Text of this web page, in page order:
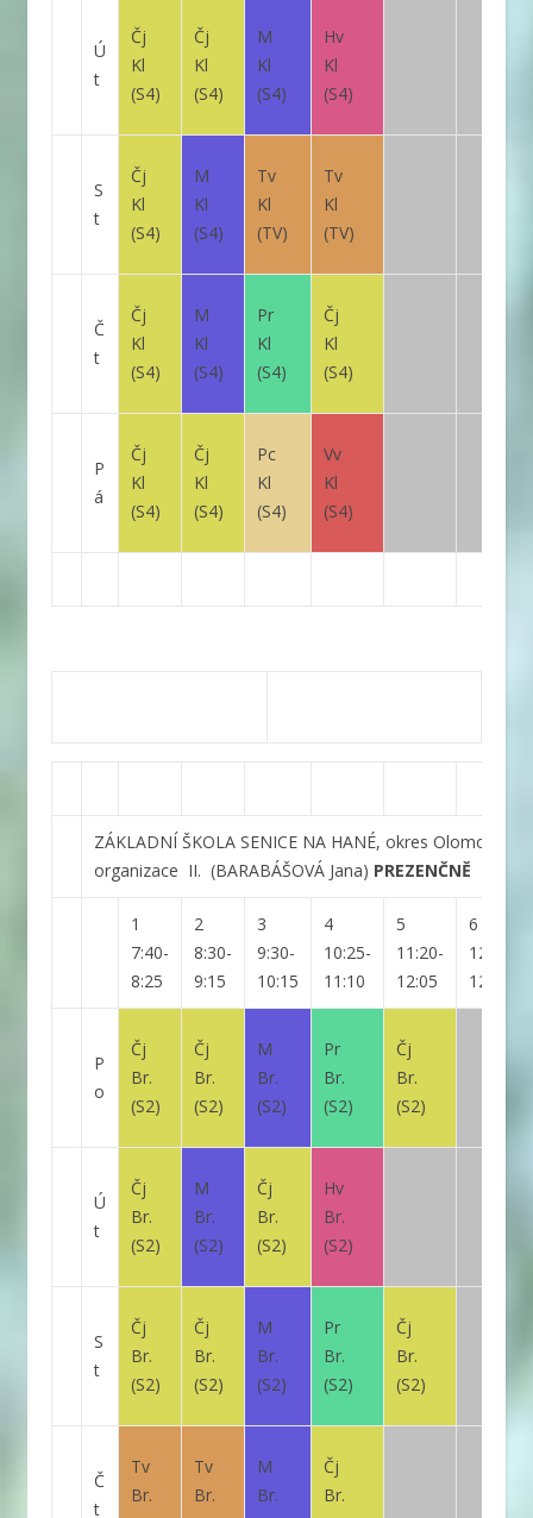
Ú
t
Čj
Kl
(S4)
Čj
Kl
(S4)
M
Kl
(S4)
Hv
Kl
(S4)
S
t
Čj
Kl
(S4)
M
Kl
(S4)
Tv
Kl
(TV)
Tv
Kl
(TV)
Č
t
Čj
Kl
(S4)
M
Kl
(S4)
Pr
Kl
(S4)
Čj
Kl
(S4)
P
á
Čj
Kl
(S4)
Čj
Kl
(S4)
Pc
Kl
(S4)
Vv
Kl
(S4)
ZÁKLADNÍ ŠKOLA SENICE NA HANÉ, okres Olomouc,
organizace II. (BARABÁŠOVÁ Jana) PREZENČNĚ
1
7:40-
8:25
2
8:30-
9:15
3
9:30-
10:15
4
10:25-
11:10
5
11:20-
12:05
6
12:10-
12:55
P
o
Čj
Br.
(S2)
Čj
Br.
(S2)
M
Br.
(S2)
Pr
Br.
(S2)
Čj
Br.
(S2)
Ú
t
Čj
Br.
(S2)
M
Br.
(S2)
Čj
Br.
(S2)
Hv
Br.
(S2)
S
t
Čj
Br.
(S2)
Čj
Br.
(S2)
M
Br.
(S2)
Pr
Br.
(S2)
Čj
Br.
(S2)
Č
t
Tv
Br.
Tv
Br.
M
Br.
Čj
Br.